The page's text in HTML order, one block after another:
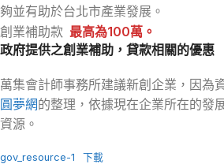
夠並有助於台北市產業發展。
創業補助款 最高為100萬。
政府提供之創業補助，貸款相關的優惠
萬集會計師事務所建議新創企業，因為
圓夢網的整理，依據現在企業所在的發
資源。
gov_resource-1 下載